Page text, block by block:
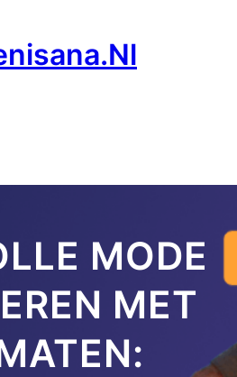
MODE
MET